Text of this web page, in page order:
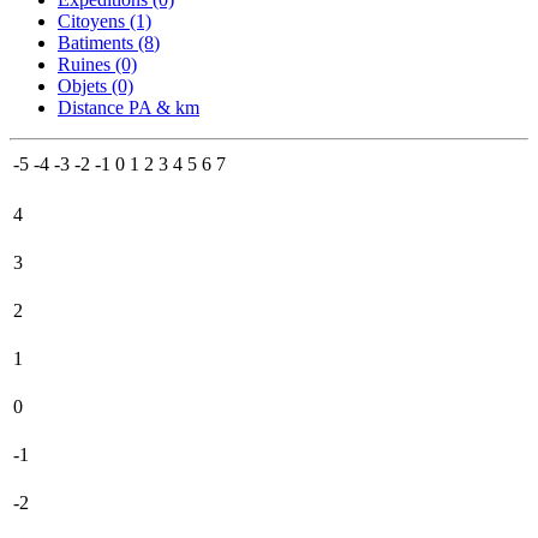
Citoyens (1)
Batiments (8)
Ruines (0)
Objets (0)
Distance PA & km
-5 -4 -3 -2 -1 0 1 2 3 4 5 6 7
4
3
2
1
0
-1
-2